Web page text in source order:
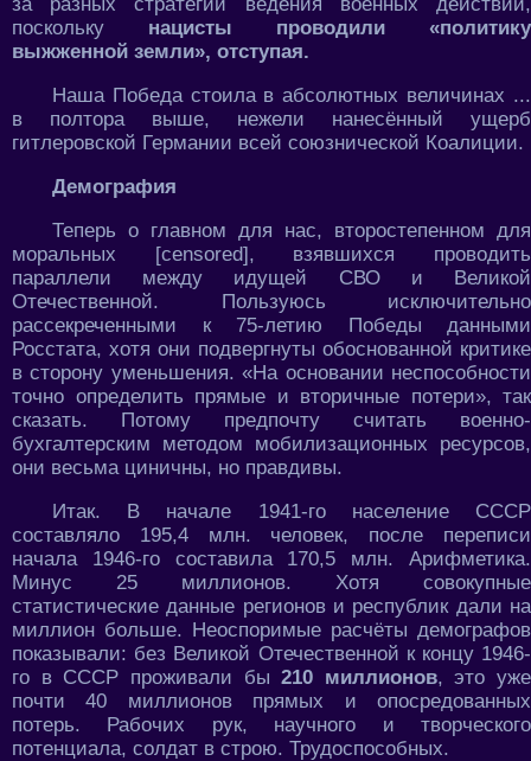
поскольку нацисты проводили «политику
выжженной земли», отступая.
Наша Победа стоила в абсолютных величинах ...
в полтора выше, нежели нанесённый ущерб
гитлеровской Германии всей союзнической Коалиции.
Демография
Теперь о главном для нас, второстепенном для
моральных [censored], взявшихся проводить
параллели между идущей СВО и Великой
Отечественной. Пользуюсь исключительно
рассекреченными к 75-летию Победы данными
Росстата, хотя они подвергнуты обоснованной критике
в сторону уменьшения. «На основании неспособности
точно определить прямые и вторичные потери», так
сказать. Потому предпочту считать военно-
бухгалтерским методом мобилизационных ресурсов,
они весьма циничны, но правдивы.
Итак. В начале 1941-го население СССР
составляло 195,4 млн. человек, после переписи
начала 1946-го составила 170,5 млн. Арифметика.
Минус 25 миллионов. Хотя совокупные
статистические данные регионов и республик дали на
миллион больше. Неоспоримые расчёты демографов
показывали: без Великой Отечественной к концу 1946-
го в СССР проживали бы210 миллионов, это уже
почти 40 миллионов прямых и опосредованных
потерь. Рабочих рук, научного и творческого
потенциала, солдат в строю. Трудоспособных.